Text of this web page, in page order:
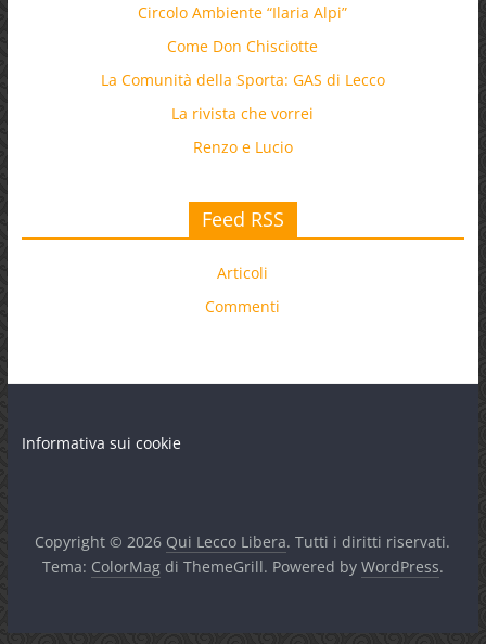
Circolo Ambiente “Ilaria Alpi”
Come Don Chisciotte
La Comunità della Sporta: GAS di Lecco
La rivista che vorrei
Renzo e Lucio
Feed RSS
Articoli
Commenti
Informativa sui cookie
Copyright © 2026 Qui Lecco Libera. Tutti i diritti riservati.
Tema: ColorMagdi ThemeGrill. Powered by WordPress.